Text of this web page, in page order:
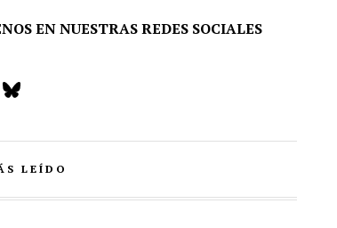
EN NUESTRAS REDES SOCIALES
Bluesky
LEÍDO